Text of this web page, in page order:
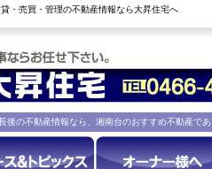
・売買・管理の不動産情報なら大昇住宅へ
後の不動産情報なら、湘南台のおすすめ不動産で